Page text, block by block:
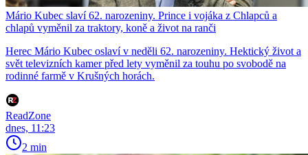
Mário Kubec slaví 62. narozeniny. Prince i vojáka z Chlapců a
chlapů vyměnil za traktory, koně a život na ranči
Herec Mário Kubec oslaví v neděli 62. narozeniny. Hektický život a
svět televizních kamer před lety vyměnil za touhu po svobodě na
rodinné farmě v Krušných horách.
ReadZone
dnes, 11:23
2 min